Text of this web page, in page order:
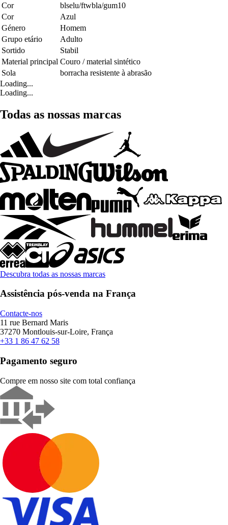
Cor
blselu/ftwbla/gum10
Cor
Azul
Género
Homem
Grupo etário
Adulto
Sortido
Stabil
Material principal Couro / material sintético
Sola
borracha resistente à abrasão
Loading...
Loading...
Todas as nossas marcas
Descubra todas as nossas marcas
Assistência pós-venda na França
Contacte-nos
11 rue Bernard Maris
37270 Montlouis-sur-Loire, França
+33 1 86 47 62 58
Pagamento seguro
Compre em nosso site com total confiança